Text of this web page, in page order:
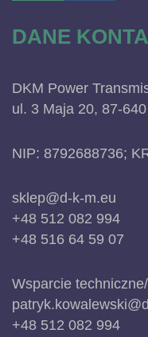
DANE
DKM Power
ul. 3 Maja 20, 87-
NIP: 8792688736;
sklep@d-k-m.eu
+48 512 082 994
+48 516 64 59 07
Wsparcie
+48 512 082 994